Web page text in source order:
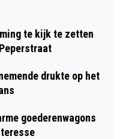
OOST-
UIT DE
OVER
te kijk te zetten
drukte op het
goederenwagons